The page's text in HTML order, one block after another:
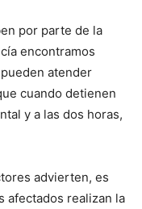
por parte de la
encontramos
atender
cuando detienen
y a las dos horas,
advierten, es
afectados realizan la